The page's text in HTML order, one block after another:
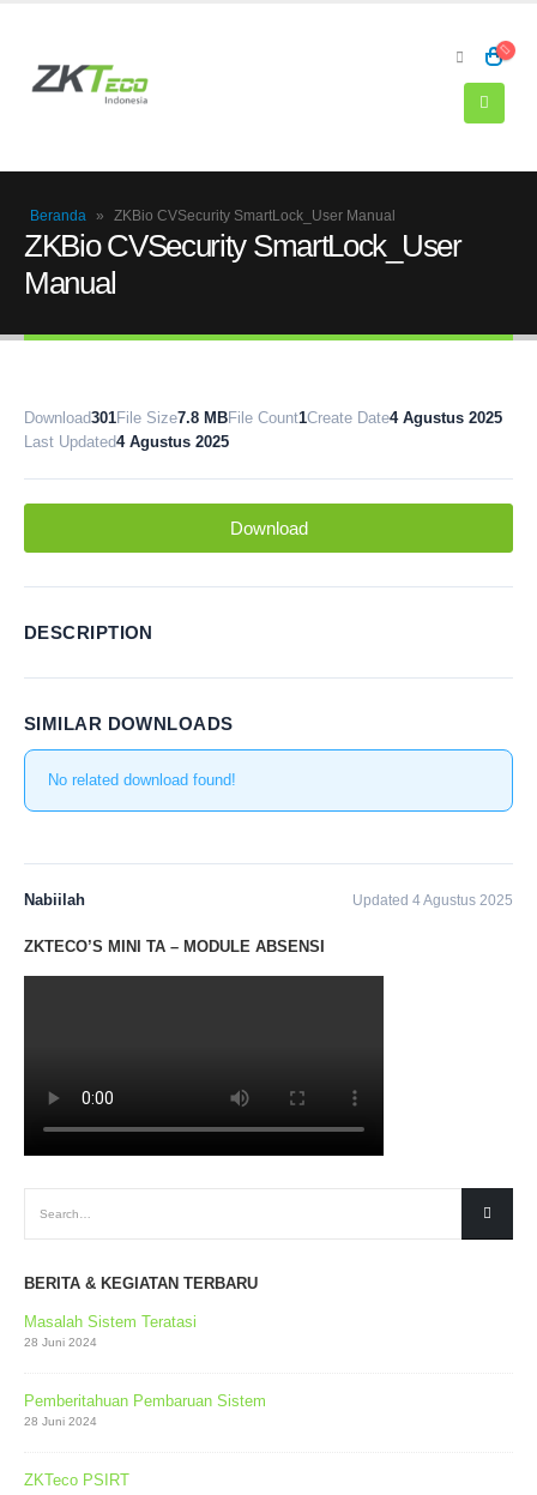
Beranda » ZKBio CVSecurity SmartLock_User Manual
ZKBio CVSecurity SmartLock_User
Manual
Download301File Size7.8 MBFile Count1Create Date4 Agustus 2025
Last Updated4 Agustus 2025
Download
DESCRIPTION
SIMILAR DOWNLOADS
No related download found!
Nabiilah Updated 4 Agustus 2025
ZKTECO’S MINI TA – MODULE ABSENSI
BERITA & KEGIATAN TERBARU
Masalah Sistem Teratasi
28 Juni 2024
Pemberitahuan Pembaruan Sistem
28 Juni 2024
ZKTeco PSIRT